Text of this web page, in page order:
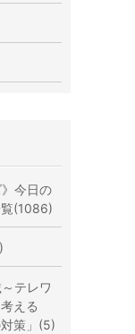
今日の
(1086)
テレワ
える
対策」(5)